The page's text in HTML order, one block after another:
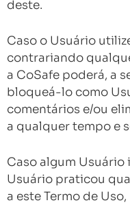
deste.
Caso o Usuário
contrariando
a CoSafe poderá, a
bloqueá-lo como
comentários e/ou
a qualquer tempo e
Caso algum
Usuário praticou
a este Termo de